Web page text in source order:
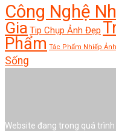
Công Nghệ
Gia Tip Chụp Ảnh Đẹp
Phẩm Tác Phẩm Nhiếp
Sống
Website đang trong quá